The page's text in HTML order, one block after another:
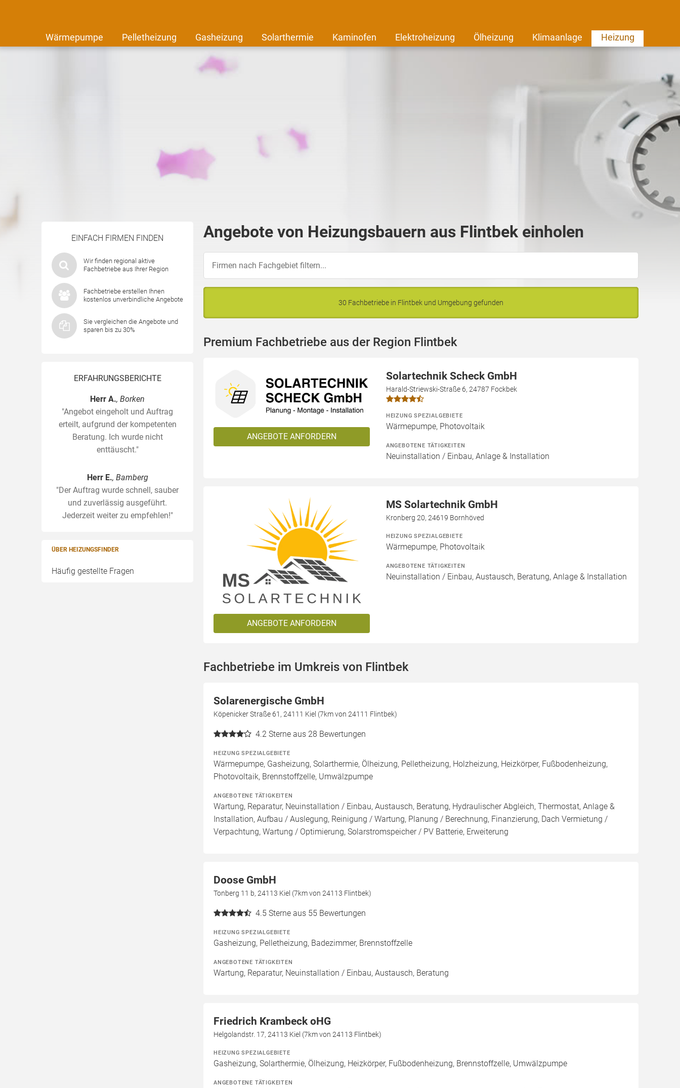
Wärmepumpe Pelletheizung Gasheizung Solarthermie Kaminofen Elektroheizung Ölheizung Klimaanlage Heizung
EINFACH FIRMEN FINDEN
Wir finden regional aktive
Fachbetriebe aus Ihrer Region
Fachbetriebe erstellen Ihnen
kostenlos unverbindliche Angebote
Sie vergleichen die Angebote und
sparen bis zu 30%
ERFAHRUNGSBERICHTE
Herr A., Borken
"Angebot eingeholt und Auftrag
erteilt, aufgrund der kompetenten
Beratung. Ich wurde nicht
enttäuscht."
Herr E., Bamberg
"Der Auftrag wurde schnell, sauber
und zuverlässig ausgeführt.
Jederzeit weiter zu empfehlen!"
ÜBER HEIZUNGSFINDER
Häufig gestellte Fragen
Angebote von Heizungsbauern aus Flintbek einholen
30 Fachbetriebe in Flintbek und Umgebung gefunden
Premium Fachbetriebe aus der Region Flintbek
ANGEBOTE ANFORDERN
Solartechnik Scheck GmbH
Harald-Striewski-Straße 6, 24787 Fockbek
HEIZUNG SPEZIALGEBIETE
Wärmepumpe, Photovoltaik
ANGEBOTENE TÄTIGKEITEN
Neuinstallation / Einbau, Anlage & Installation
ANGEBOTE ANFORDERN
MS Solartechnik GmbH
Kronberg 20, 24619 Bornhöved
HEIZUNG SPEZIALGEBIETE
Wärmepumpe, Photovoltaik
ANGEBOTENE TÄTIGKEITEN
Neuinstallation / Einbau, Austausch, Beratung, Anlage & Installation
Fachbetriebe im Umkreis von Flintbek
Solarenergische GmbH
Köpenicker Straße 61, 24111 Kiel (7km von 24111 Flintbek)
4.2 Sterne aus 28 Bewertungen
HEIZUNG SPEZIALGEBIETE
Wärmepumpe, Gasheizung, Solarthermie, Ölheizung, Pelletheizung, Holzheizung, Heizkörper, Fußbodenheizung,
Photovoltaik, Brennstoffzelle, Umwälzpumpe
ANGEBOTENE TÄTIGKEITEN
Wartung, Reparatur, Neuinstallation / Einbau, Austausch, Beratung, Hydraulischer Abgleich, Thermostat, Anlage &
Installation, Aufbau / Auslegung, Reinigung / Wartung, Planung / Berechnung, Finanzierung, Dach Vermietung /
Verpachtung, Wartung / Optimierung, Solarstromspeicher / PV Batterie, Erweiterung
Doose GmbH
Tonberg 11 b, 24113 Kiel (7km von 24113 Flintbek)
4.5 Sterne aus 55 Bewertungen
HEIZUNG SPEZIALGEBIETE
Gasheizung, Pelletheizung, Badezimmer, Brennstoffzelle
ANGEBOTENE TÄTIGKEITEN
Wartung, Reparatur, Neuinstallation / Einbau, Austausch, Beratung
Friedrich Krambeck oHG
Helgolandstr. 17, 24113 Kiel (7km von 24113 Flintbek)
HEIZUNG SPEZIALGEBIETE
Gasheizung, Solarthermie, Ölheizung, Heizkörper, Fußbodenheizung, Brennstoffzelle, Umwälzpumpe
ANGEBOTENE TÄTIGKEITEN